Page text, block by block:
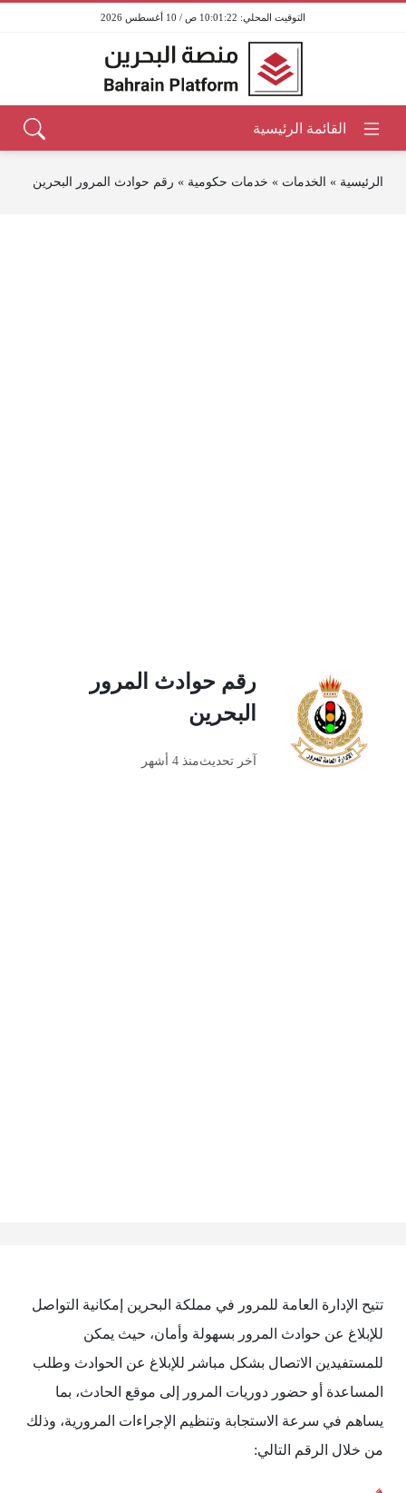
10:01:22 ص / 10 أغسطس 2026
الرئيسية » الخدمات » خدمات حكومية » رقم حوادث المرور البحرين
رقم حوادث المرور
البحرين
آخر تحديثمنذ 4 أشهر
تتيح الإدارة العامة للمرور في مملكة البحرين إمكانية التواصل
للإبلاغ عن حوادث المرور بسهولة وأمان، حيث يمكن
للمستفيدين الاتصال بشكل مباشر للإبلاغ عن الحوادث وطلب
المساعدة أو حضور دوريات المرور إلى موقع الحادث، بما
يساهم في سرعة الاستجابة وتنظيم الإجراءات المرورية، وذلك
من خلال الرقم التالي: